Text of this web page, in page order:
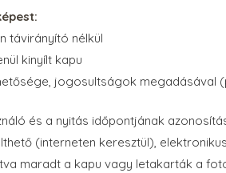
távirányító nélkül
kinyílt kapu
jogosultságok megadásával
és a nyitás időpontjának
(interneten keresztül),
maradt a kapu vagy letakarták a